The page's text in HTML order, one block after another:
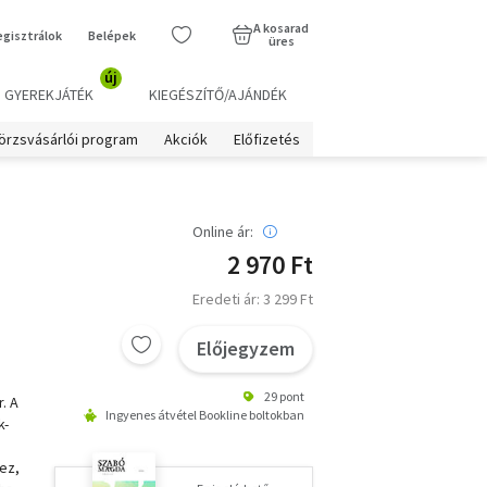
Belépek
A kosarad
üres
GYEREKJÁTÉK
új
KIEGÉSZÍTŐ/AJÁNDÉK
program Akciók Előfizetés
A
Online ár:
2 970 Ft
Eredeti ár: 3 299 Ft
Előjegyzem
29 pont
Ingyenes átvétel Bookline boltokban